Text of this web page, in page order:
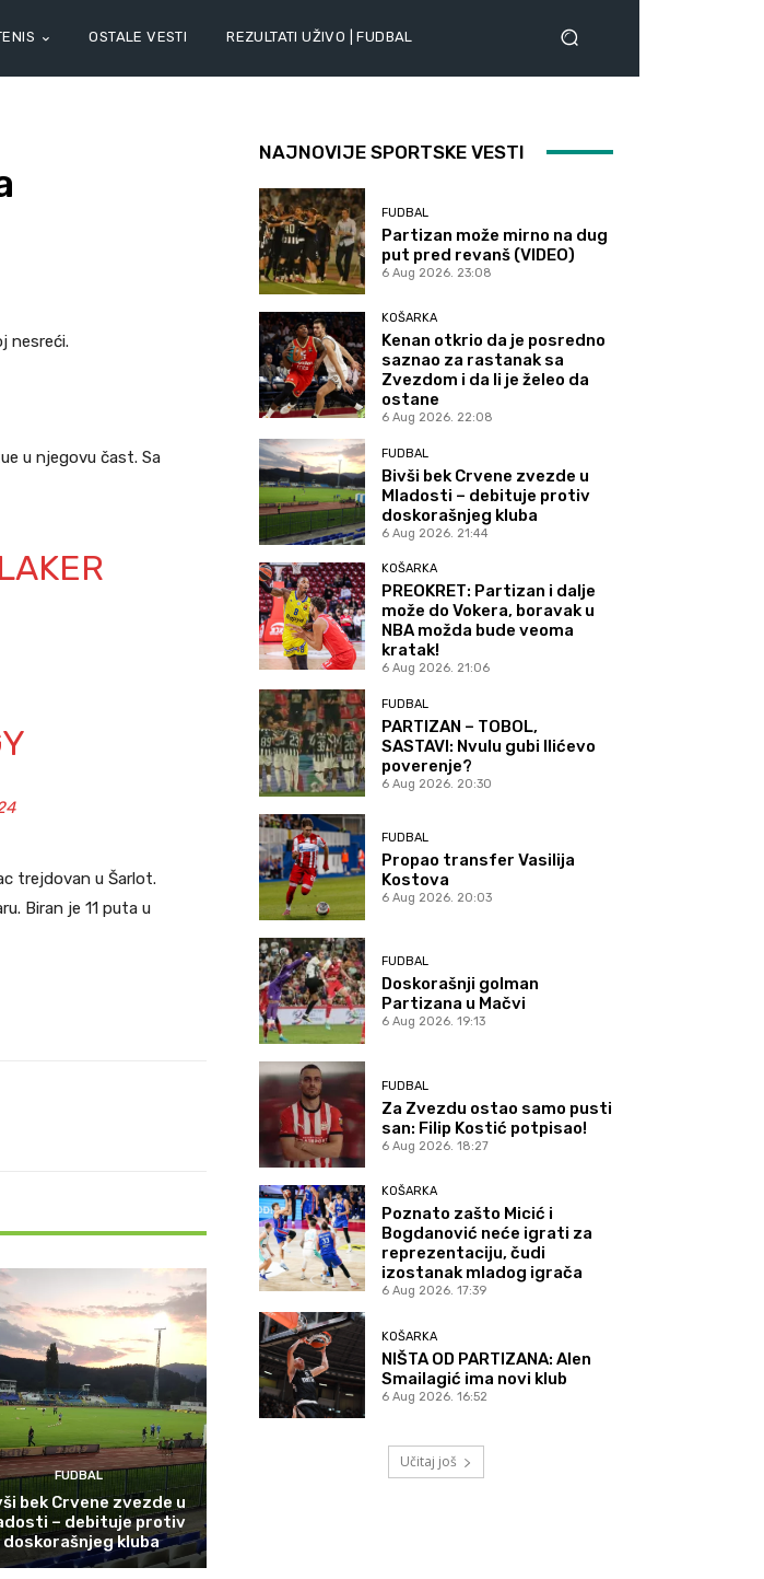
OSTALE VESTI REZULTATI UŽIVO | FUDBAL
nesreći.
u njegovu čast. Sa
trejdovan u Šarlot.
Biran je 11 puta u
FUDBAL
bek Crvene zvezde u
– debituje protiv
doskorašnjeg kluba
NAJNOVIJE SPORTSKE VESTI
FUDBAL
Partizan može mirno na dug
put pred revanš (VIDEO)
6 Aug 2026. 23:08
KOŠARKA
Kenan otkrio da je posredno
saznao za rastanak sa
Zvezdom i da li je želeo da
ostane
6 Aug 2026. 22:08
FUDBAL
Bivši bek Crvene zvezde u
Mladosti – debituje protiv
doskorašnjeg kluba
6 Aug 2026. 21:44
KOŠARKA
PREOKRET: Partizan i dalje
može do Vokera, boravak u
NBA možda bude veoma
kratak!
6 Aug 2026. 21:06
FUDBAL
PARTIZAN – TOBOL,
SASTAVI: Nvulu gubi Ilićevo
poverenje?
6 Aug 2026. 20:30
FUDBAL
Propao transfer Vasilija
Kostova
6 Aug 2026. 20:03
FUDBAL
Doskorašnji golman
Partizana u Mačvi
6 Aug 2026. 19:13
FUDBAL
Za Zvezdu ostao samo pusti
san: Filip Kostić potpisao!
6 Aug 2026. 18:27
KOŠARKA
Poznato zašto Micić i
Bogdanović neće igrati za
reprezentaciju, čudi
izostanak mladog igrača
6 Aug 2026. 17:39
KOŠARKA
NIŠTA OD PARTIZANA: Alen
Smailagić ima novi klub
6 Aug 2026. 16:52
Učitaj još